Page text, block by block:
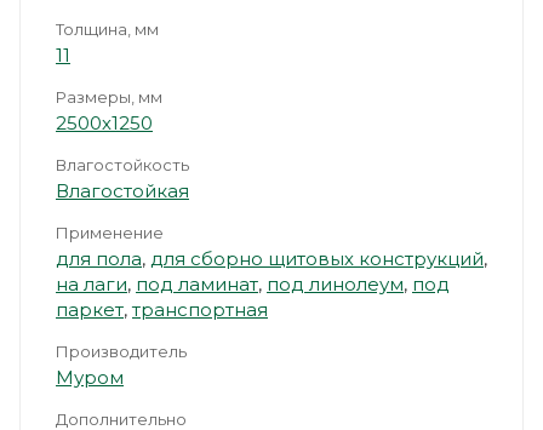
Толщина, мм
11
Размеры, мм
2500х1250
Влагостойкость
Влагостойкая
Применение
для пола, для сборно щитовых конструкций,
на лаги, под ламинат, под линолеум, под
паркет,транспортная
Производитель
Муром
Дополнительно